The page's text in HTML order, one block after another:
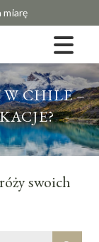
miarę
CHILE –
swoich